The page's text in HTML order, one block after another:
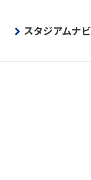
スタジアムナビ